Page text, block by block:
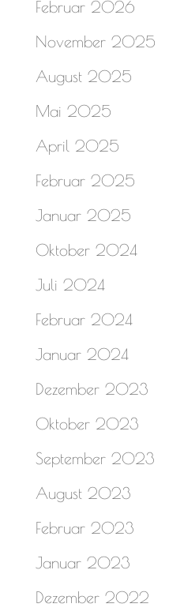
Februar 2026
November 2025
August 2025
Mai 2025
April 2025
Februar 2025
Januar 2025
Oktober 2024
Juli 2024
Februar 2024
Januar 2024
Dezember 2023
Oktober 2023
September 2023
August 2023
Februar 2023
Januar 2023
Dezember 2022